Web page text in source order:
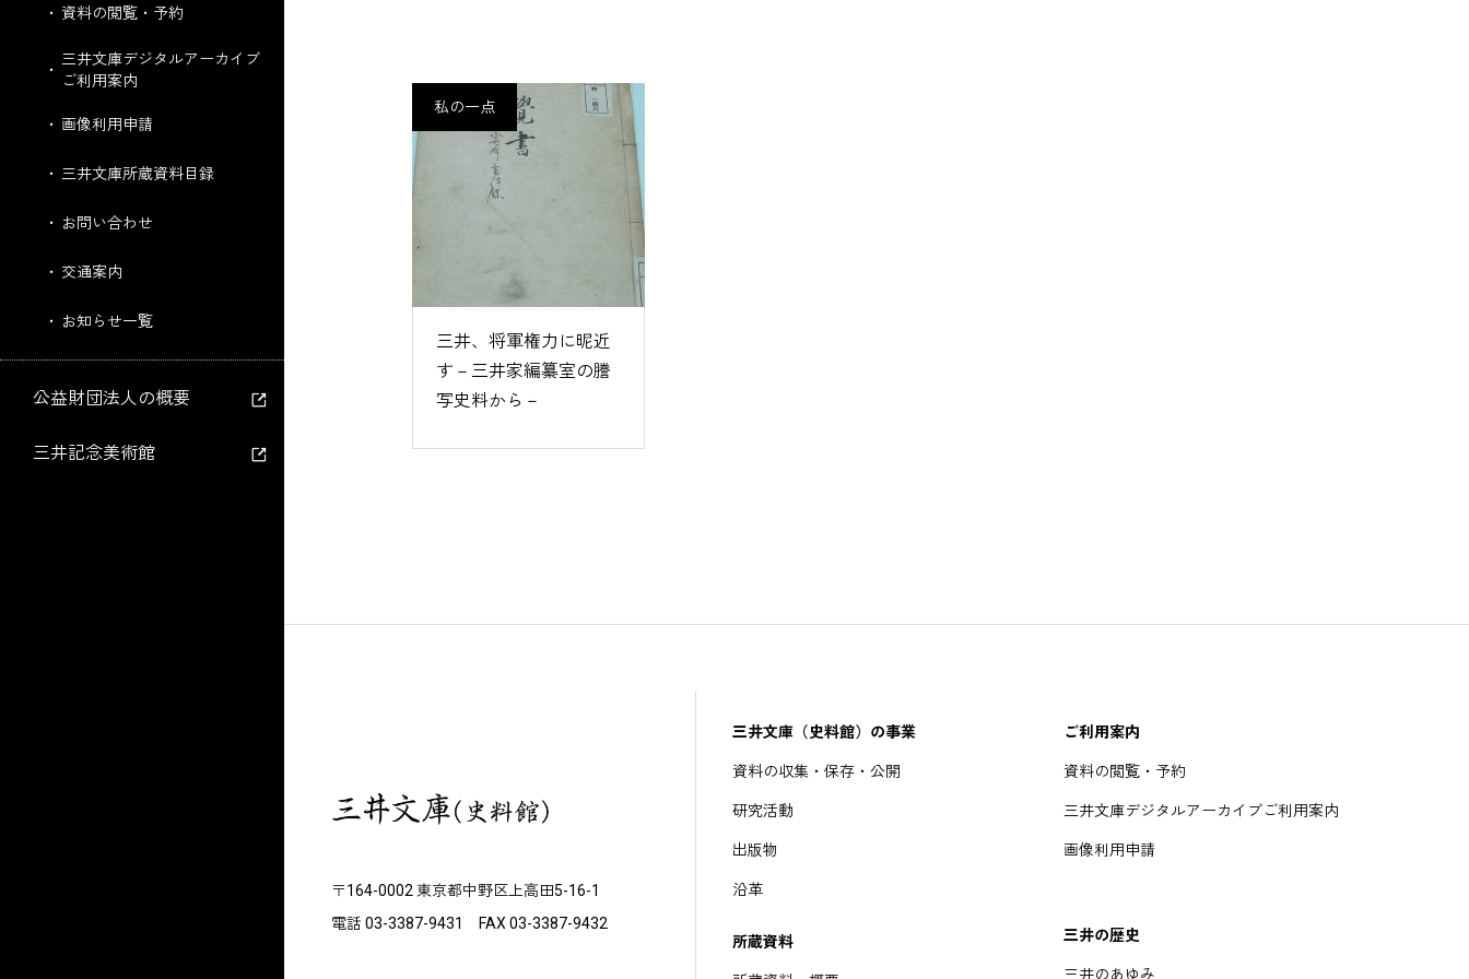
資料の閲覧・予約
三井文庫デジタルアーカイブ
ご利用案内
画像利用申請
三井文庫所蔵資料目録
お問い合わせ
交通案内
お知らせ一覧
公益財団法人の概要
三井記念美術館
私の一点
三井、将軍権力に昵近
す－三井家編纂室の謄
写史料から－
〒164-0002 東京都中野区上高田5-16-1
電話 03-3387-9431 FAX 03-3387-9432
三井文庫（史料館）の事業
資料の収集・保存・公開
研究活動
出版物
沿革
所蔵資料
ご利用案内
資料の閲覧・予約
三井文庫デジタルアーカイブご利用案内
画像利用申請
三井の歴史
三井のあゆみ